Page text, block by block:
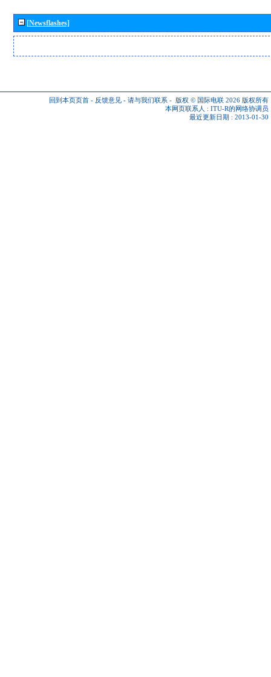
[Newsflashes]
回到本页页首 - 反馈意见 - 请与我们联系 - 版权 © 国际电联 2026 版权所有
本网页联系人 : ITU-R的网络协调员
最近更新日期 : 2013-01-30